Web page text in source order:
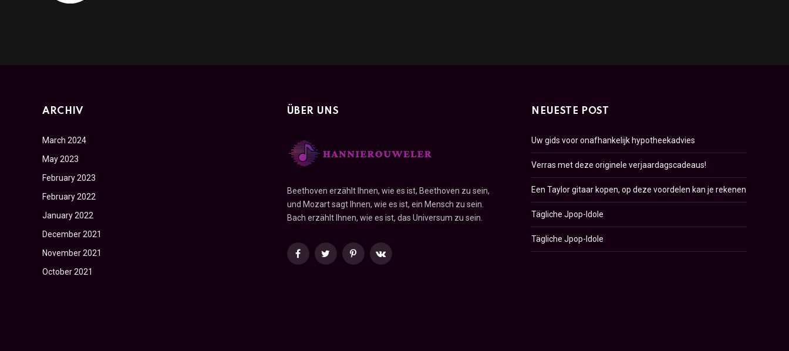
ARCHIV
March 2024
May 2023
February 2023
February 2022
January 2022
December 2021
November 2021
October 2021
ÜBER UNS
Beethoven erzählt Ihnen, wie es ist, Beethoven zu sein,
und Mozart sagt Ihnen, wie es ist, ein Mensch zu sein.
Bach erzählt Ihnen, wie es ist, das Universum zu sein.
FacebookTwitterPinterestVKontakte
NEUESTE POST
Uw gids voor onafhankelijk hypotheekadvies
Verras met deze originele verjaardagscadeaus!
Een Taylor gitaar kopen, op deze voordelen kan je rekenen
Tägliche Jpop-Idole
Tägliche Jpop-Idole